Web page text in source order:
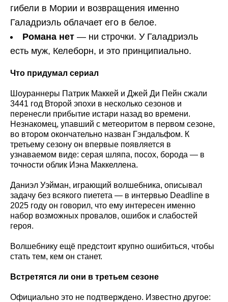
гибели в Мории и возвращения именно
Галадриэль облачает его в белое.
Романа нет — ни строчки. У Галадриэль
есть муж, Келеборн, и это принципиально.
Что придумал сериал
Шоураннеры Патрик Маккей и Джей Ди Пейн сжали
3441 год Второй эпохи в несколько сезонов и
перенесли прибытие истари назад во времени.
Незнакомец, упавший с метеоритом в первом сезоне,
во втором окончательно назван Гэндальфом. К
третьему сезону он впервые появляется в
узнаваемом виде: серая шляпа, посох, борода — в
точности облик Иэна Маккеллена.
Даниэл Уэйман, играющий волшебника, описывал
задачу без всякого пиетета — в интервью Deadline в
2025 году он говорил, что ему интересен именно
набор возможных провалов, ошибок и слабостей
героя.
Волшебнику ещё предстоит крупно ошибиться, чтобы
стать тем, кем он станет.
Встретятся ли они в третьем сезоне
Официально это не подтверждено. Известно другое: